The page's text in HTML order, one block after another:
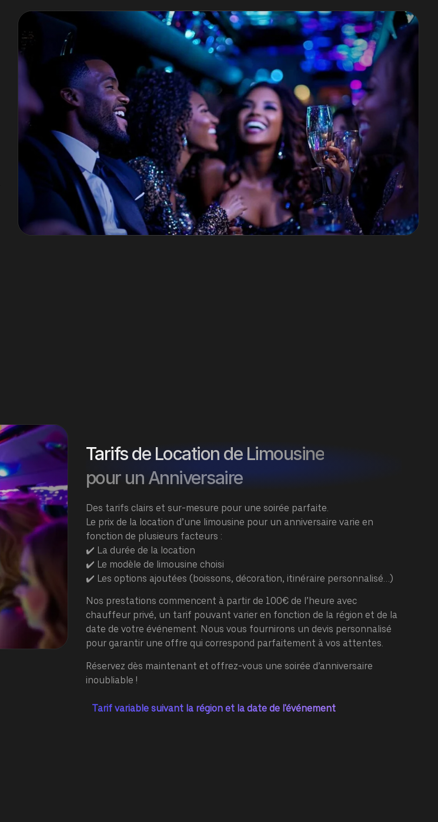
Tarifs de Location de Limousine
pour un Anniversaire
Des tarifs clairs et sur-mesure pour une soirée parfaite.
Le prix de la location d’une limousine pour un anniversaire varie en
fonction de plusieurs facteurs :
✔️ La durée de la location
✔️ Le modèle de limousine choisi
✔️ Les options ajoutées (boissons, décoration, itinéraire personnalisé…)
Nos prestations commencent à partir de 100€ de l’heure avec
chauffeur privé, un tarif pouvant varier en fonction de la région et de la
date de votre événement. Nous vous fournirons un devis personnalisé
pour garantir une offre qui correspond parfaitement à vos attentes.
Réservez dès maintenant et offrez-vous une soirée d’anniversaire
inoubliable !
Tarif variable suivant la région et la date de l'événement